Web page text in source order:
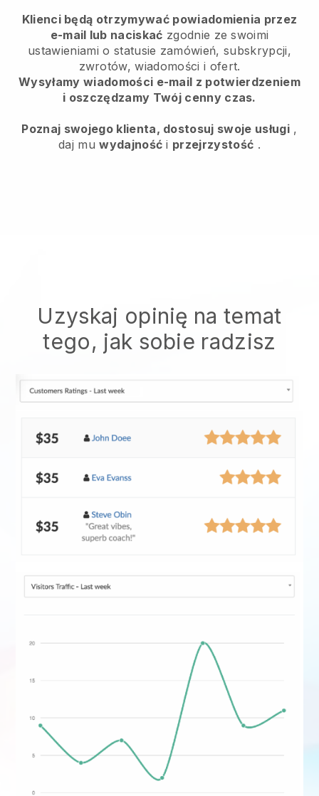
Klienci będą otrzymywać powiadomienia przez
e-mail lub naciskać zgodnie ze swoimi
ustawieniami o statusie zamówień, subskrypcji,
zwrotów, wiadomości i ofert.
Wysyłamy wiadomości e-mail z potwierdzeniem
i oszczędzamy Twój cenny czas.
Poznaj swojego klienta, dostosuj swoje usługi,
daj muwydajność i przejrzystość .
Uzyskaj opinię na temat
tego, jak sobie radzisz